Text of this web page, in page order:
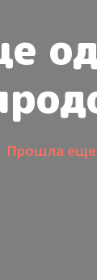
Прошла еще